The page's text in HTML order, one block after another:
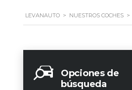
LEVANAUTO > NUESTROS COCHES >
Opciones de
búsqueda